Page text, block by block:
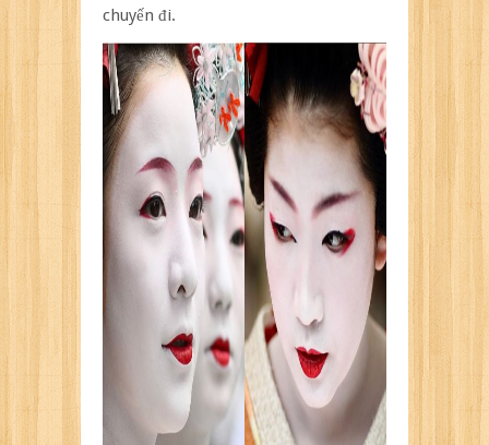
chuyến đi.